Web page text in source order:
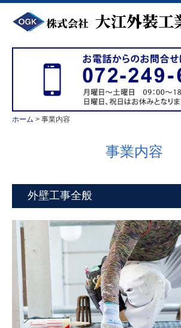
ホーム
パートナー募集
お問合せ
個人情報保護方針
ホーム 事業内容
事業内容
外壁工事全般